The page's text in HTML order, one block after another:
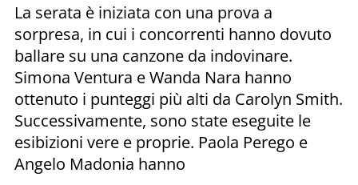
La serata è iniziata con una prova a
sorpresa, in cui i concorrenti hanno dovuto
ballare su una canzone da indovinare.
Simona Ventura e Wanda Nara hanno
ottenuto i punteggi più alti da Carolyn Smith.
Successivamente, sono state eseguite le
esibizioni vere e proprie. Paola Perego e
Angelo Madonia hanno